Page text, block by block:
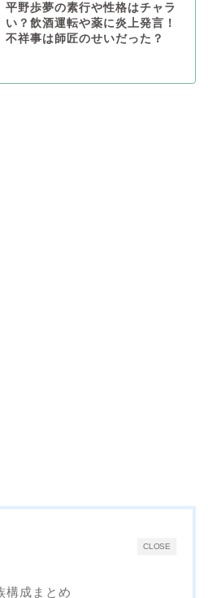
平野歩夢の素行や性格はチャラ
い？飲酒運転や薬に炎上発言！
不祥事は師匠のせいだった？
CLOSE
構成まとめ